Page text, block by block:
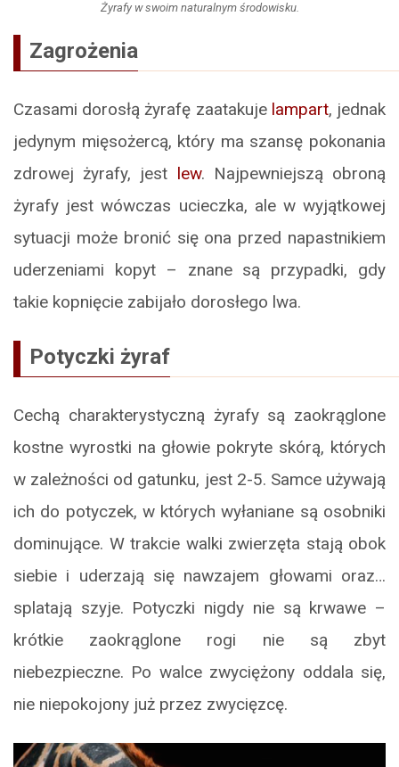
Żyrafy w swoim naturalnym środowisku.
Zagrożenia
Czasami dorosłą żyrafę zaatakuje lampart, jednak
jedynym mięsożercą, który ma szansę pokonania
zdrowej żyrafy, jest lew. Najpewniejszą obroną
żyrafy jest wówczas ucieczka, ale w wyjątkowej
sytuacji może bronić się ona przed napastnikiem
uderzeniami kopyt – znane są przypadki, gdy
takie kopnięcie zabijało dorosłego lwa.
Potyczki żyraf
Cechą charakterystyczną żyrafy są zaokrąglone
kostne wyrostki na głowie pokryte skórą, których
w zależności od gatunku, jest 2-5. Samce używają
ich do potyczek, w których wyłaniane są osobniki
dominujące. W trakcie walki zwierzęta stają obok
siebie i uderzają się nawzajem głowami oraz…
splatają szyje. Potyczki nigdy nie są krwawe –
krótkie zaokrąglone rogi nie są zbyt
niebezpieczne. Po walce zwyciężony oddala się,
nie niepokojony już przez zwycięzcę.